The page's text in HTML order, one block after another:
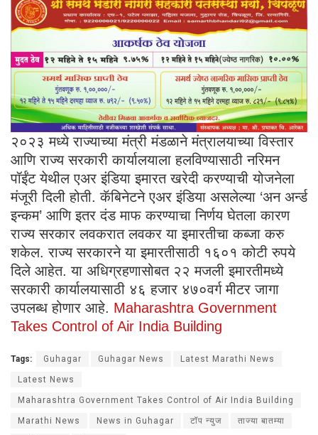
२०२३ मध्ये राज्याच्या मंत्री मंडळाने मंत्रालयाच्या विस्तार
आणि राज्य सरकारी कार्यालयाला हलविण्यासाठी नरिमन
पॉईंट येथील एअर इंडिया इमारत खरेदी करण्याची योजनेला
मंजूरी दिली होती. कॅबिनेटने एअर इंडिया असलेल्या ‘अन अर्न्ड
इन्कम’ आणि इतर दंड माफ करण्याचा निर्णय घेतला कारण
राज्य सरकार लवकरात लवकर या इमारतीचा कब्जा करु
शकेल. राज्य सरकारने या इमारतीसाठी १६०१ कोटी रुपये
दिले आहेत. या अधिग्रहणासोबत २२ मजली इमारतीमध्ये
सरकारी कार्यालयासाठी ४६ हजार ४७०वर्ग मीटर जागा
उपलब्ध होणार आहे. Maharashtra Government
Takes Control of Air India Building
Tags: Guhagar Guhagar News Latest Marathi News
Latest News
Maharashtra Government Takes Control of Air India Building
Marathi News News in Guhagar टॉप न्युज ताज्या बातम्या